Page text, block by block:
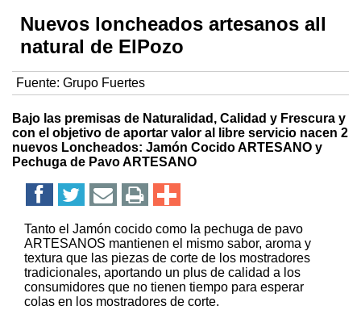
Nuevos loncheados artesanos all
natural de ElPozo
Fuente: Grupo Fuertes
Bajo las premisas de Naturalidad, Calidad y Frescura y
con el objetivo de aportar valor al libre servicio nacen 2
nuevos Loncheados: Jamón Cocido ARTESANO y
Pechuga de Pavo ARTESANO
Tanto el Jamón cocido como la pechuga de pavo
ARTESANOS mantienen el mismo sabor, aroma y
textura que las piezas de corte de los mostradores
tradicionales, aportando un plus de calidad a los
consumidores que no tienen tiempo para esperar
colas en los mostradores de corte.